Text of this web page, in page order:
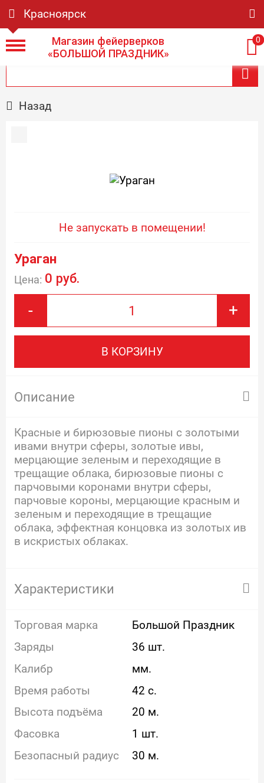
Красноярск
Магазин фейерверков
«БОЛЬШОЙ ПРАЗДНИК»
0
Назад
Не запускать в помещении!
Ураган
Цена: 0 руб.
- +
В КОРЗИНУ
Описание
Красные и бирюзовые пионы с золотыми
ивами внутри сферы, золотые ивы,
мерцающие зеленым и переходящие в
трещащие облака, бирюзовые пионы с
парчовыми коронами внутри сферы,
парчовые короны, мерцающие красным и
зеленым и переходящие в трещащие
облака, эффектная концовка из золотых ив
в искристых облаках.
Характеристики
Торговая марка
Большой Праздник
Заряды
36 шт.
Калибр
мм.
Время работы
42 с.
Высота подъёма
20 м.
Фасовка
1 шт.
Безопасный радиус
30 м.